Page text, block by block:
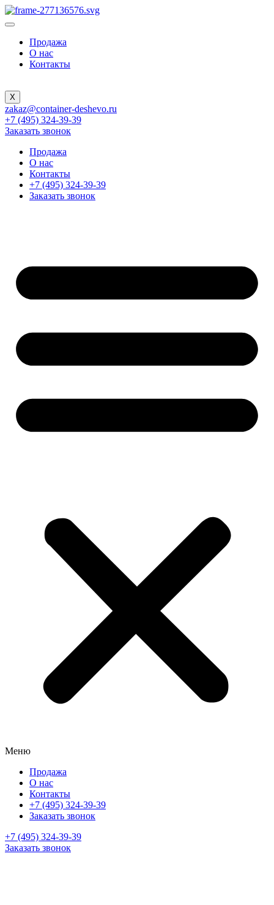
Продажа
О нас
Контакты
X
zakaz@container-deshevo.ru
+7 (495) 324-39-39
Заказать звонок
Продажа
О нас
Контакты
+7 (495) 324-39-39
Заказать звонок
Меню
Продажа
О нас
Контакты
+7 (495) 324-39-39
Заказать звонок
+7 (495) 324-39-39
Заказать звонок